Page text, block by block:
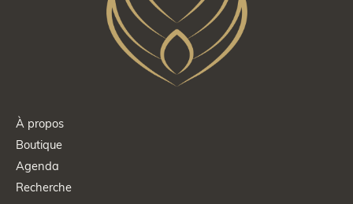
À propos
Boutique
Agenda
Recherche